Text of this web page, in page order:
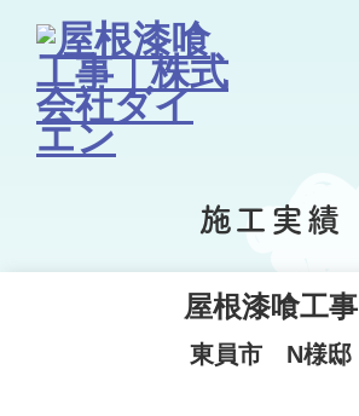
施工実績
屋根漆喰工事
東員市 N様邸